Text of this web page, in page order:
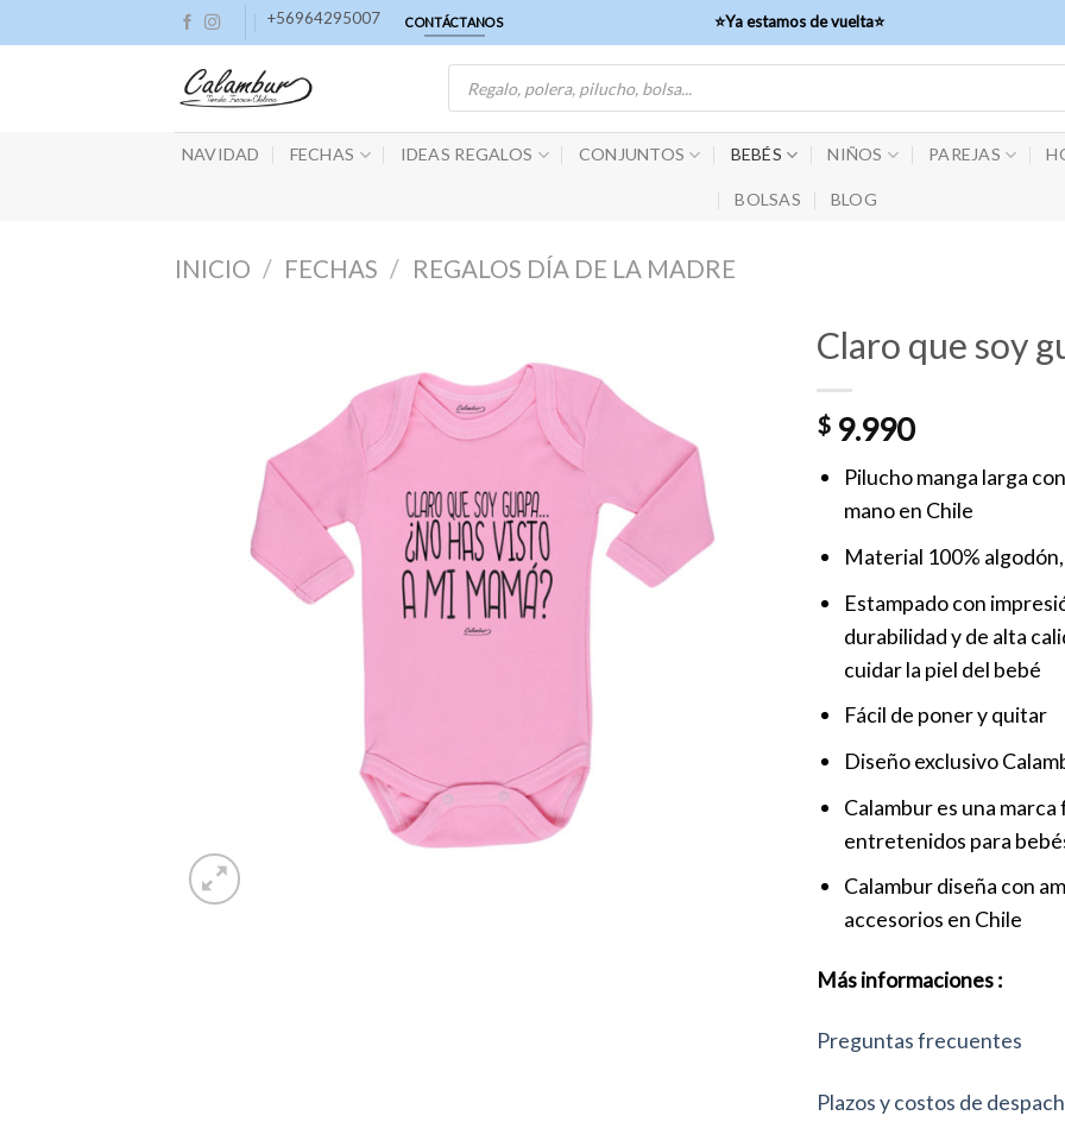
to
+56964295007 CONTÁCTANOS ⭐Ya estamos de vuelta⭐
Búsqueda
productos
NAVIDAD FECHAS IDEAS REGALOS CONJUNTOS BEBÉS NIÑOS PAREJAS
BOLSAS BLOG
INICIO / FECHAS / REGALOS DÍA DE LA MADRE
Claro que soy
$ 9.990
Pilucho manga larga
mano en Chile
Material 100%
Estampado con
durabilidad y de alta
cuidar la piel del bebé
Fácil de poner y quitar
Diseño exclusivo
Calambur es una
entretenidos para
Calambur diseña con
accesorios en Chile
Más informaciones :
Preguntas frecuentes
Plazos y costos de